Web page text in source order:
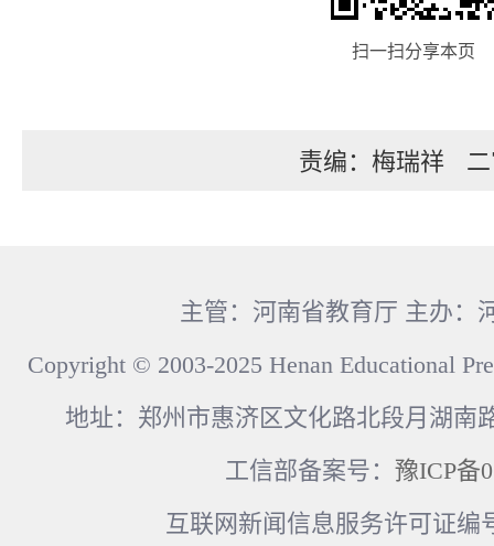
扫一扫分享本页
责编：梅瑞祥
主管：河南省教育厅 主办：
Copyright © 2003-2025 Henan Educational
地址：郑州市惠济区文化路北段月湖南
工信部备案号： 豫ICP备
互联网新闻信息服务许可证编